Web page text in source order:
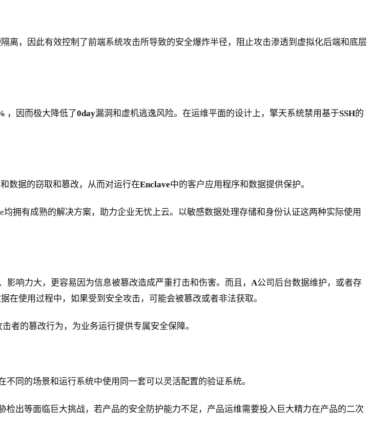
离，因此有效控制了前端系统攻击所导致的安全爆炸半径，阻止攻击渗透到虚拟化后端和底层
，因而极大降低了0day漏洞和虚机逃逸风险。在运维平面的设计上，擎天系统禁用基于SSH的
数据的窃取和篡改，从而对运行在Enclave中的客户应用程序和数据提供保护。
拥有成熟的解决方案，助力企业无忧上云。以敏感数据处理存储和身份认证这两种实际使用
影响力大，更容易因为信息被篡改造成严重打击和伤害。而且， A公司后台数据维护，或者存
使用过程中，如果受到安全攻击，可能会被篡改或者非法获取。
者的篡改行为，为业务运行提供专属安全保障。
同的场景和运行系统中使用同一套可以灵活配置的验证系统。
出等面临巨大挑战，若产品的安全防护能力不足，产品运维需要投入巨大精力在产品的二次